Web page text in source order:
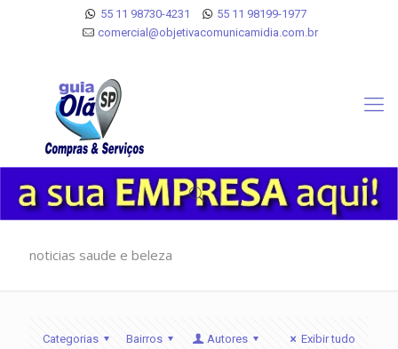
55 11 98730-4231
55 11 98199-1977
comercial@objetivacomunicamidia.com.br
noticias saude e beleza
Categorias Bairros Autores Exibir tudo